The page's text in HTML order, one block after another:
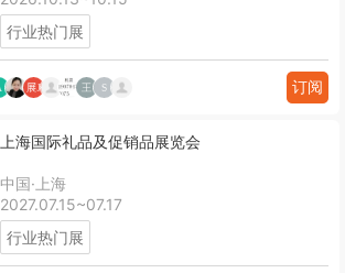
行业热门展
订阅
上海国际礼品及促销品展览会
中国·上海
2027.07.15~07.17
行业热门展